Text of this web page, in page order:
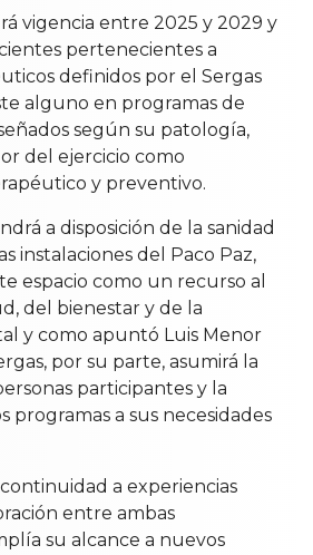
vigencia entre 2025 y 2029 y
pertenecientes a
definidos por el Sergas
alguno en programas de
según su patología,
del ejercicio como
y preventivo.
a disposición de la sanidad
instalaciones del Paco Paz,
espacio como un recurso al
del bienestar y de la
y como apuntó Luis Menor
por su parte, asumirá la
participantes y la
programas a sus necesidades
a experiencias
entre ambas
su alcance a nuevos